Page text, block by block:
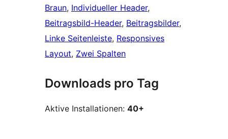
Braun, Individueller Header
Beitragsbild-Header, Beitragsbilder
Linke Seitenleiste, Responsives
Layout, Zwei Spalten
Downloads pro Tag
Aktive Installationen: 40+